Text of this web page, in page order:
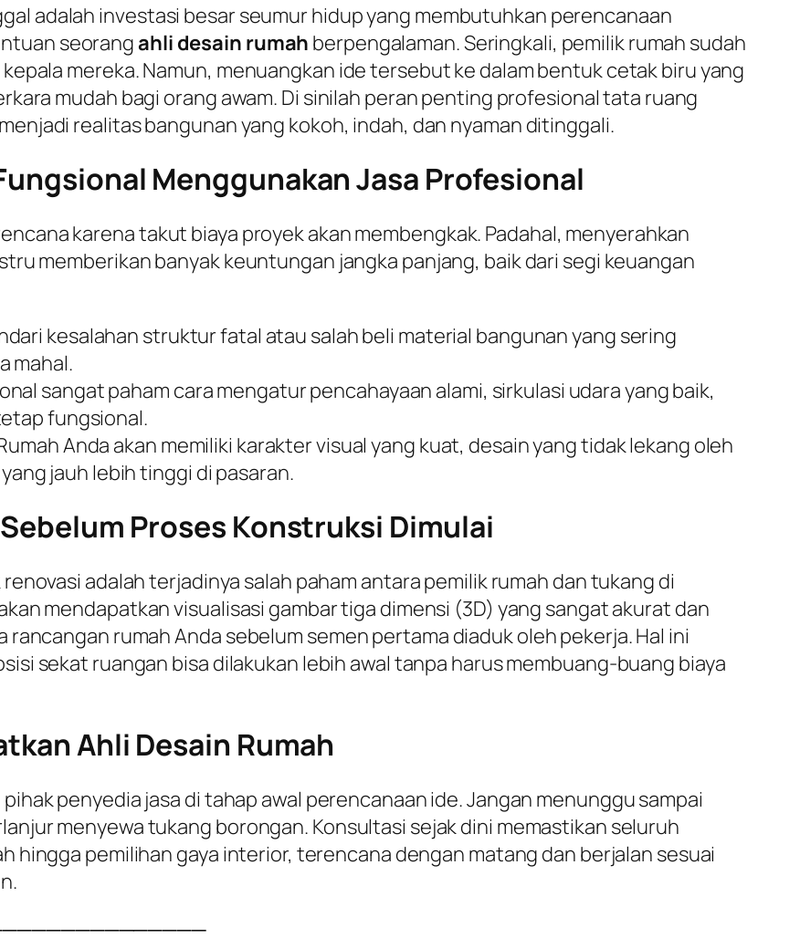
adalah investasi besar seumur hidup yang membutuhkan perencanaan
seorangahli desain rumah berpengalaman. Seringkali, pemilik rumah sudah
mereka. Namun, menuangkan ide tersebut ke dalam bentuk cetak biru yang
mudah bagi orang awam. Di sinilah peran penting profesional tata ruang
realitas bangunan yang kokoh, indah, dan nyaman ditinggali.
Menggunakan Jasa Profesional
karena takut biaya proyek akan membengkak. Padahal, menyerahkan
memberikan banyak keuntungan jangka panjang, baik dari segi keuangan
kesalahan struktur fatal atau salah beli material bangunan yang sering
mahal.
sangat paham cara mengatur pencahayaan alami, sirkulasi udara yang baik,
fungsional.
Anda akan memiliki karakter visual yang kuat, desain yang tidak lekang oleh
jauh lebih tinggi di pasaran.
Proses Konstruksi Dimulai
adalah terjadinya salah paham antara pemilik rumah dan tukang di
mendapatkan visualisasi gambar tiga dimensi (3D) yang sangat akurat dan
rumah Anda sebelum semen pertama diaduk oleh pekerja. Hal ini
sekat ruangan bisa dilakukan lebih awal tanpa harus membuang-buang biaya
Ahli Desain Rumah
penyedia jasa di tahap awal perencanaan ide. Jangan menunggu sampai
menyewa tukang borongan. Konsultasi sejak dini memastikan seluruh
hingga pemilihan gaya interior, terencana dengan matang dan berjalan sesuai